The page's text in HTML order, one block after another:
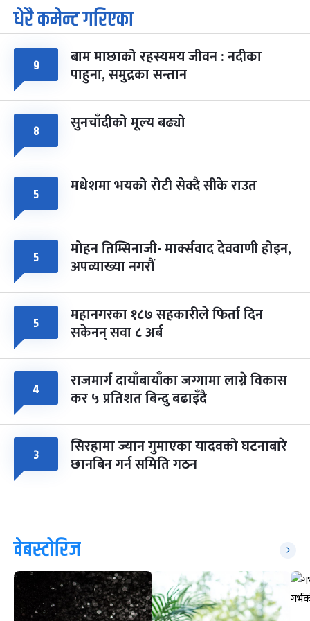
७
आइत
पूर्णिमा व्रत
चैत्र ७, २०८३-Mar 21, 2027
८ फागुपूर्णिमा
चैत्र ८, २०८३-Mar 22, 2027
७ महिना बाँकी
धेरै कमेन्ट गरिएका
९ बाम माछाको रहस्यमय जीवन : नदीका
पाहुना, समुद्रका सन्तान
८ सुनचाँदीको मूल्य बढ्यो
५ मधेशमा भयको रोटी सेक्दै सीके राउत
५ मोहन तिम्सिनाजी- मार्क्सवाद देववाणी होइन,
अपव्याख्या नगरौं
५ महानगरका १८७ सहकारीले फिर्ता दिन
सकेनन् सवा ८ अर्ब
४ राजमार्ग दायाँबायाँका जग्गामा लाग्ने विकास
कर ५ प्रतिशत बिन्दु बढाइँदै
३ सिरहामा ज्यान गुमाएका यादवको घटनाबारे
छानबिन गर्न समिति गठन
वेबस्टोरिज